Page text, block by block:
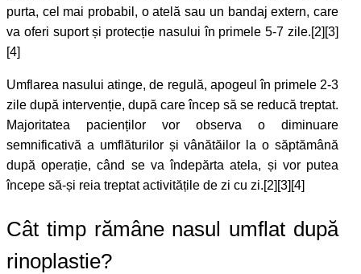
purta, cel mai probabil, o atelă sau un bandaj extern, care
va oferi suport și protecție nasului în primele 5-7 zile.[2][3]
[4]
Umflarea nasului atinge, de regulă, apogeul în primele 2-3
zile după intervenție, după care încep să se reducă treptat.
Majoritatea pacienților vor observa o diminuare
semnificativă a umflăturilor și vânătăilor la o săptămână
după operație, când se va îndepărta atela, și vor putea
începe să-și reia treptat activitățile de zi cu zi.[2][3][4]
Cât timp rămâne nasul umflat după
rinoplastie?